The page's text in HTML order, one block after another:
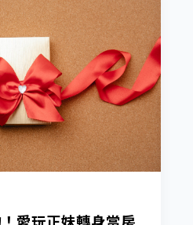
愛玩正妹轉身當房